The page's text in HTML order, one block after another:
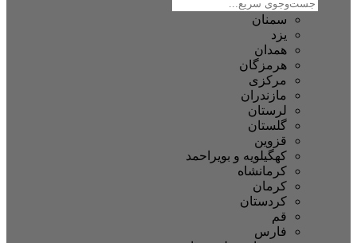
سمنان
هرمزگان
مرکزی
مازندران
لرستان
گلستان
کهگیلویه و بویراحمد
کرمانشاه
کردستان